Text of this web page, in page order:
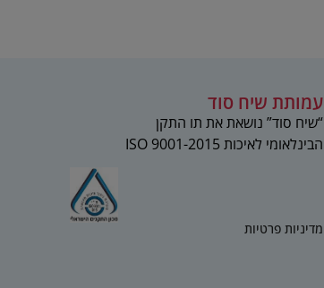
עמותת שיח סוד
“שיח סוד” נושאת את תו התקן
הבינלאומי לאיכות 2015-ISO 9001
מדיניות פרטיות